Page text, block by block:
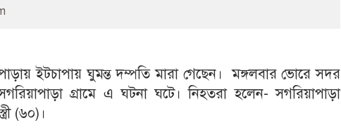
ইটচাপায় ঘুমন্ত দম্পতি মারা গেছেন। মঙ্গলবার ভোরে সদর
গ্রামে এ ঘটনা ঘটে। নিহতরা হলেন- সগরিয়াপাড়া
(৬০)।